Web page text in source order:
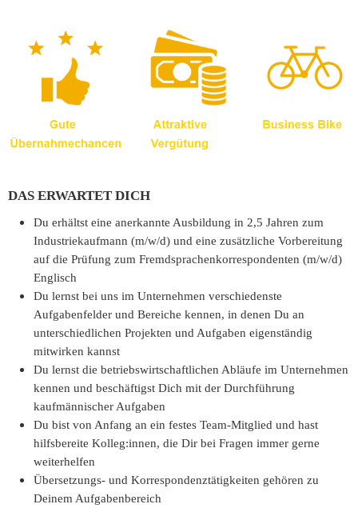
DAS ERWARTET DICH
Du erhältst eine anerkannte Ausbildung in 2,5 Jahren zum
Industriekaufmann (m/w/d) und eine zusätzliche Vorbereitung
auf die Prüfung zum Fremdsprachenkorrespondenten (m/w/d)
Englisch
Du lernst bei uns im Unternehmen verschiedenste
Aufgabenfelder und Bereiche kennen, in denen Du an
unterschiedlichen Projekten und Aufgaben eigenständig
mitwirken kannst
Du lernst die betriebswirtschaftlichen Abläufe im Unternehmen
kennen und beschäftigst Dich mit der Durchführung
kaufmännischer Aufgaben
Du bist von Anfang an ein festes Team-Mitglied und hast
hilfsbereite Kolleg:innen, die Dir bei Fragen immer gerne
weiterhelfen
Übersetzungs- und Korrespondenztätigkeiten gehören zu
Deinem Aufgabenbereich